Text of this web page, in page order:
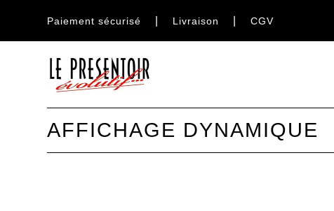
Paiement sécurisé Livraison CGV
AFFICHAGE DYNAMIQUE